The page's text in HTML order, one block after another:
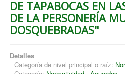
DE TAPABOCAS EN
DE LA PERSONERÍA
DOSQUEBRADAS"
Detalles
Categoría de nivel principal o raíz: